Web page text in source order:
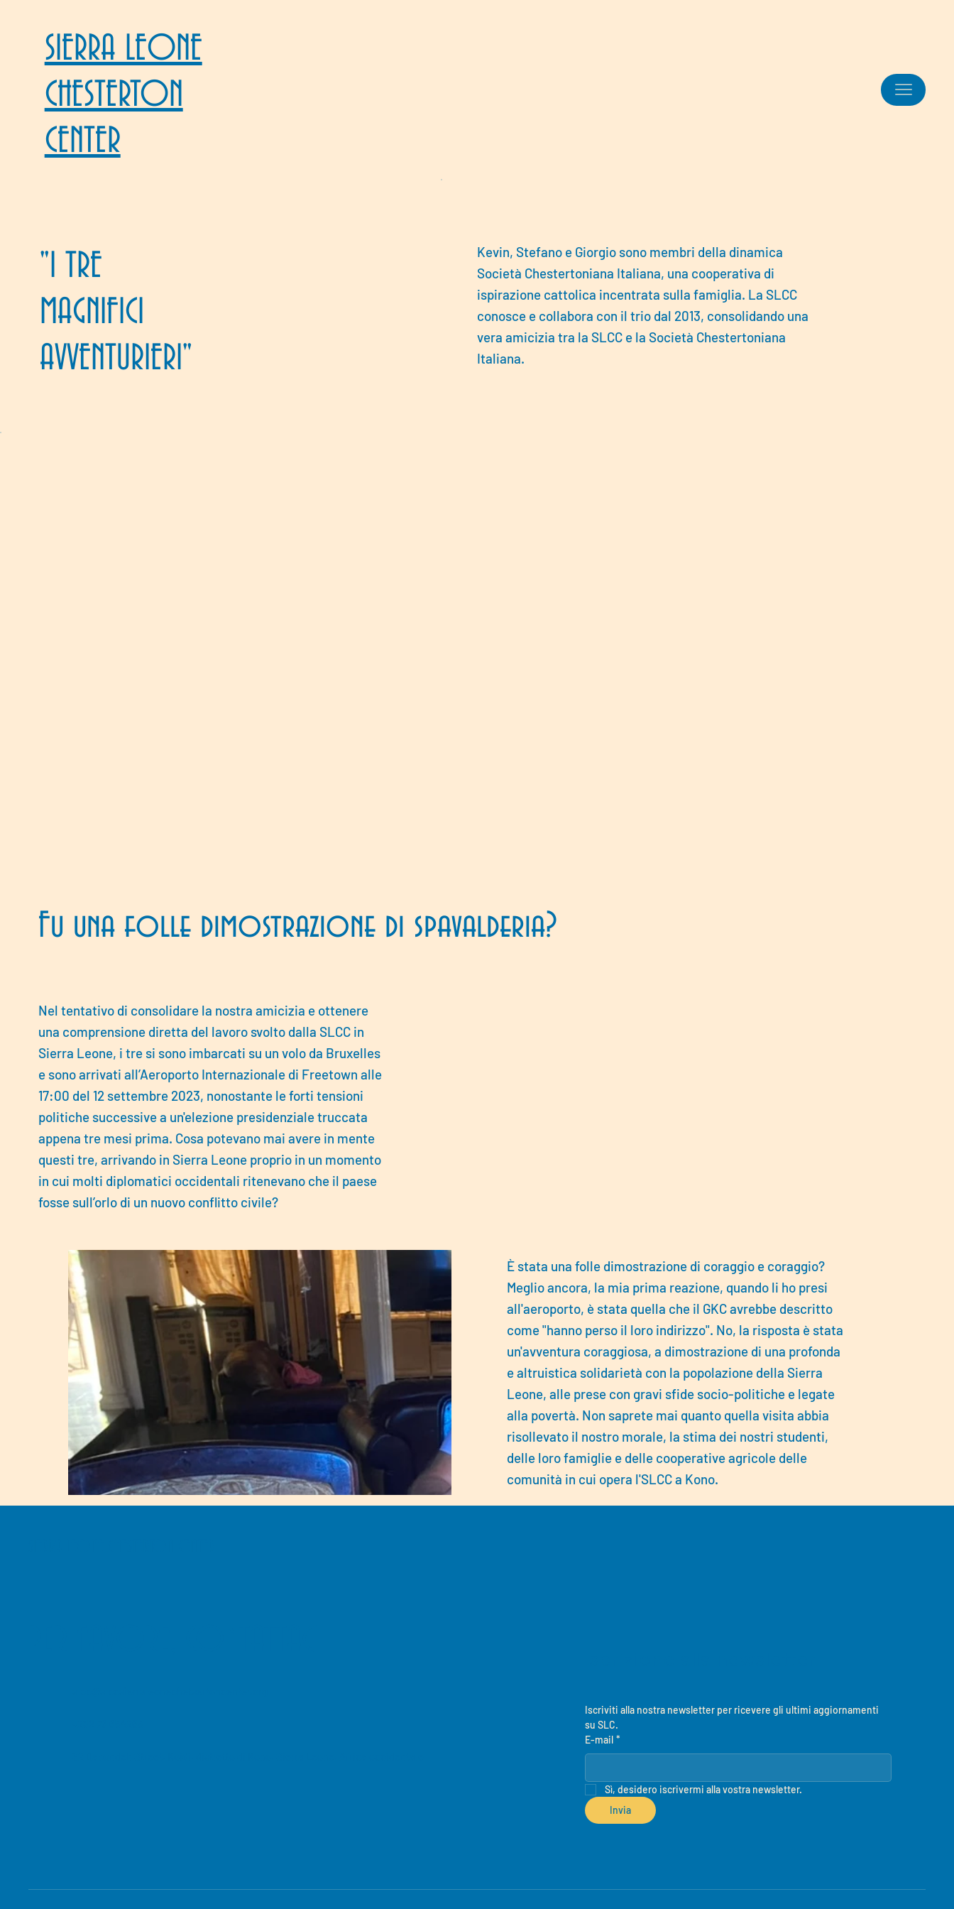
SIERRA LEONE
CHESTERTON
CENTER
È stata una folle dimostrazione di coraggio e coraggio?
Meglio ancora, la mia prima reazione, quando li ho presi
all'aeroporto, è stata quella che il GKC avrebbe descritto
come "hanno perso il loro indirizzo". No, la risposta è stata
un'avventura coraggiosa, a dimostrazione di una profonda
e altruistica solidarietà con la popolazione della Sierra
Leone, alle prese con gravi sfide socio-politiche e legate
alla povertà. Non saprete mai quanto quella visita abbia
risollevato il nostro morale, la stima dei nostri studenti,
delle loro famiglie e delle cooperative agricole delle
comunità in cui opera l'SLCC a Kono.
Fu una folle dimostrazione di spavalderia?
Nel tentativo di consolidare la nostra amicizia e ottenere
una comprensione diretta del lavoro svolto dalla SLCC in
Sierra Leone, i tre si sono imbarcati su un volo da Bruxelles
e sono arrivati all’Aeroporto Internazionale di Freetown alle
17:00 del 12 settembre 2023, nonostante le forti tensioni
politiche successive a un'elezione presidenziale truccata
appena tre mesi prima. Cosa potevano mai avere in mente
questi tre, arrivando in Sierra Leone proprio in un momento
in cui molti diplomatici occidentali ritenevano che il paese
fosse sull’orlo di un nuovo conflitto civile?
"I TRE
MAGNIFICI
AVVENTURIERI"
Kevin, Stefano e Giorgio sono membri della dinamica
Società Chestertoniana Italiana, una cooperativa di
ispirazione cattolica incentrata sulla famiglia. La SLCC
conosce e collabora con il trio dal 2013, consolidando una
vera amicizia tra la SLCC e la Società Chestertoniana
Italiana.
Iscriviti alla nostra newsletter per ricevere gli ultimi aggiornamenti
su SLC.
E-mail *
Sì, desidero iscrivermi alla vostra newsletter.
Invia